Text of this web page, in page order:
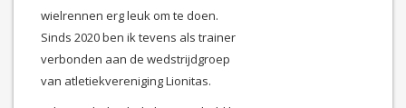
wielrennen erg leuk om te doen.
Sinds 2020 ben ik tevens als trainer
verbonden aan de wedstrijdgroep
van atletiekvereniging Lionitas.